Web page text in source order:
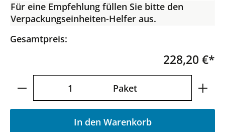
Für eine Empfehlung füllen Sie bitte den
Verpackungseinheiten-Helfer aus.
Gesamtpreis:
228,20 €*
Produkt Anzahl: Gib den gewünschten
Paket
In den Warenkorb